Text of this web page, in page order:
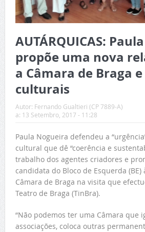
AUTÁRQUICAS:
propõe uma nova
a Câmara de Braga
culturais
Autor: Fernando Gualtieri (CP 7889-A)
a: 13 Setembro, 2017 - 11:28
Paula Nogueira defendeu a
cultural que dê “coerência e
trabalho dos agentes criadores e
candidata do Bloco de Esquerda
Câmara de Braga na visita que
Teatro de Braga (TinBra).
“Não podemos ter uma Câmara que
associações, coloca outras